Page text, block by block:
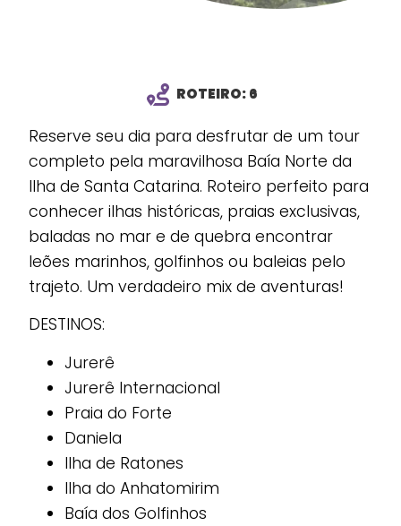
ROTEIRO: 6
Reserve seu dia para desfrutar de um tour
completo pela maravilhosa Baía Norte da
Ilha de Santa Catarina. Roteiro perfeito para
conhecer ilhas históricas, praias exclusivas,
baladas no mar e de quebra encontrar
leões marinhos, golfinhos ou baleias pelo
trajeto. Um verdadeiro mix de aventuras!
DESTINOS:
Jurerê
Jurerê Internacional
Praia do Forte
Daniela
Ilha de Ratones
Ilha do Anhatomirim
Baía dos Golfinhos